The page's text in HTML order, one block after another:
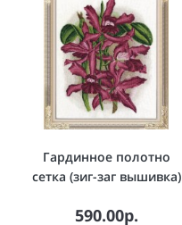
Гардинное полотно
сетка (зиг-заг вышивка)
590.00р.